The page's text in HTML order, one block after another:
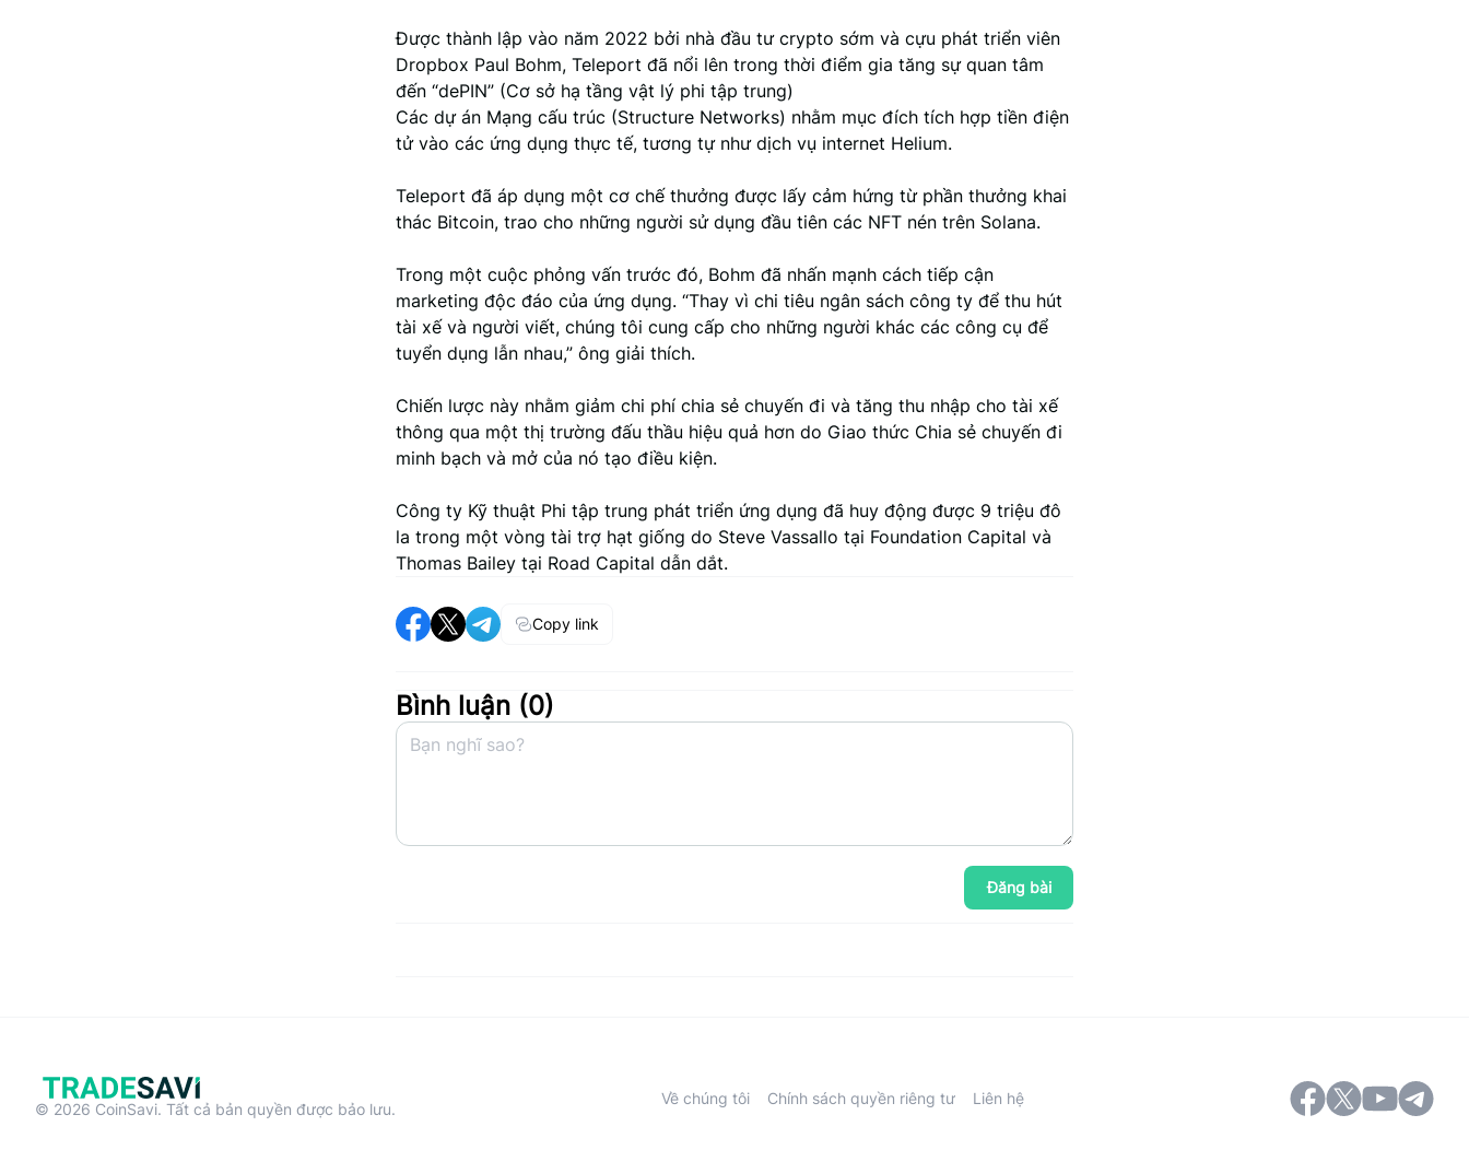
Được thành lập vào năm 2022 bởi nhà đầu tư crypto sớm và cựu phát triển viên
Dropbox Paul Bohm, Teleport đã nổi lên trong thời điểm gia tăng sự quan tâm
đến “dePIN” (Cơ sở hạ tầng vật lý phi tập trung)
Các dự án Mạng cấu trúc (Structure Networks) nhằm mục đích tích hợp tiền điện
tử vào các ứng dụng thực tế, tương tự như dịch vụ internet Helium.
Teleport đã áp dụng một cơ chế thưởng được lấy cảm hứng từ phần thưởng khai
thác Bitcoin, trao cho những người sử dụng đầu tiên các NFT nén trên Solana.
Trong một cuộc phỏng vấn trước đó, Bohm đã nhấn mạnh cách tiếp cận
marketing độc đáo của ứng dụng. “Thay vì chi tiêu ngân sách công ty để thu hút
tài xế và người viết, chúng tôi cung cấp cho những người khác các công cụ để
tuyển dụng lẫn nhau,” ông giải thích.
Chiến lược này nhằm giảm chi phí chia sẻ chuyến đi và tăng thu nhập cho tài xế
thông qua một thị trường đấu thầu hiệu quả hơn do Giao thức Chia sẻ chuyến đi
minh bạch và mở của nó tạo điều kiện.
Công ty Kỹ thuật Phi tập trung phát triển ứng dụng đã huy động được 9 triệu đô
la trong một vòng tài trợ hạt giống do Steve Vassallo tại Foundation Capital và
Thomas Bailey tại Road Capital dẫn dắt.
Copy link
Bình luận (0)
Đăng bài
© 2026 CoinSavi. Tất cả bản quyền được bảo lưu.
Về chúng tôi Chính sách quyền riêng tư Liên hệ